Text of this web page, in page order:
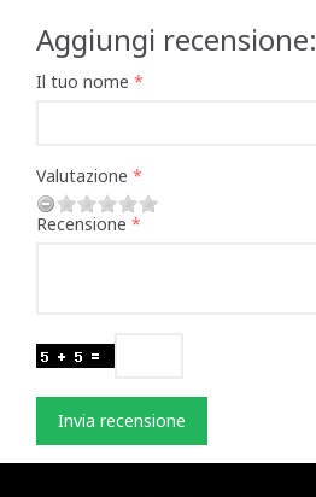
Aggiungi recensione:
Il tuo nome
Valutazione
Recensione
Invia recensione